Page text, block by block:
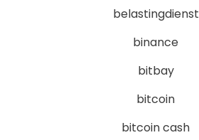
belastingdienst
binance
bitbay
bitcoin
bitcoin cash